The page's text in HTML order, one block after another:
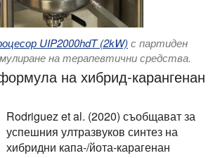
UIP2000hdT (2kW) с партиден
на терапевтични средства.
на хибрид-карангенан
Rodriguez et al. (2020) съобщават за
успешния ултразвуков синтез на
хибридни капа-/йота-карагенан